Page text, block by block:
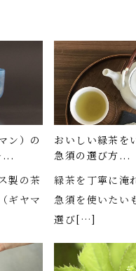
ン）の
...
製の茶
ギヤマ
おいしい緑茶を
急須の選び方...
緑茶を丁寧に淹
急須を使いたい
選び[…]